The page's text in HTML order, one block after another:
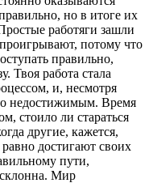
но в итоге их
работяги зашли
потому что
правильно,
Твоя работа стала
и, несмотря
недостижимым. Время
стоило ли стараться
другие, кажется,
достигают своих
пути,
Мир